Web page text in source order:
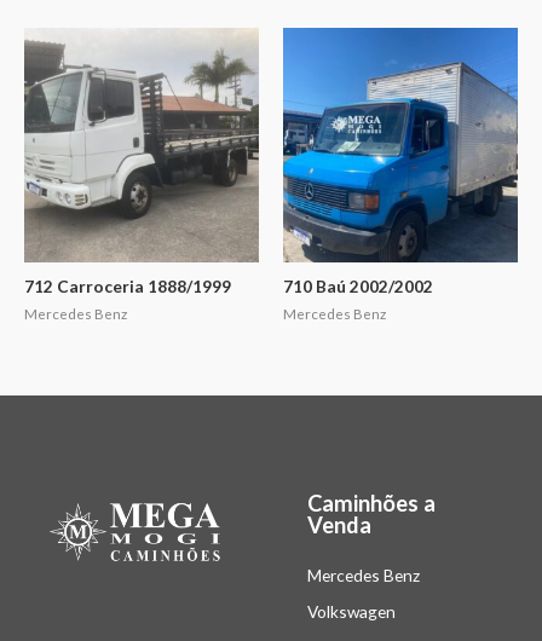
712 Carroceria 1888/1999
Mercedes Benz
710 Baú 2002/2002
Mercedes Benz
Caminhões a
Venda
Mercedes Benz
Volkswagen